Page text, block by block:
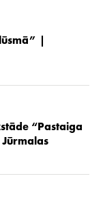
|
“Pastaiga